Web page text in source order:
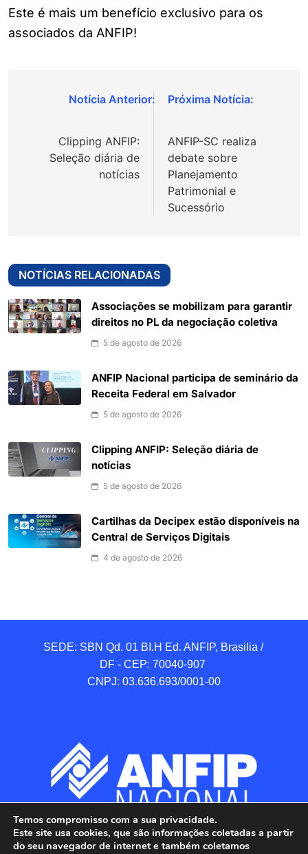
Este é mais um benefício exclusivo para os
associados da ANFIP!
Navegação
Post
Clipping ANFIP:
Seleção diária de
notícias
ANFIP-SC realiza
debate sobre
Planejamento
Patrimonial e
Sucessório
NOTÍCIAS RELACIONADAS
Associações se mobilizam para garantir
direitos no PL da negociação coletiva
5 de agosto de 2026
ANFIP Nacional participa de seminário da
Receita Federal em Salvador
5 de agosto de 2026
Clipping ANFIP: Seleção diária de
notícias
5 de agosto de 2026
Cartilhas da Decipex estão disponíveis na
Central de Serviços Digitais
4 de agosto de 2026
SEDE: SBN Qd. 01 BI.H Ed. ANFIP, Brasilia /
DF - CEP: 70040-907
CNPJ: 03.636.693/0001-00
Temos compromisso com a sua privacidade.
Este site usa cookies, que são informações coletadas a partir
do seu navegador de internet e também coletamos